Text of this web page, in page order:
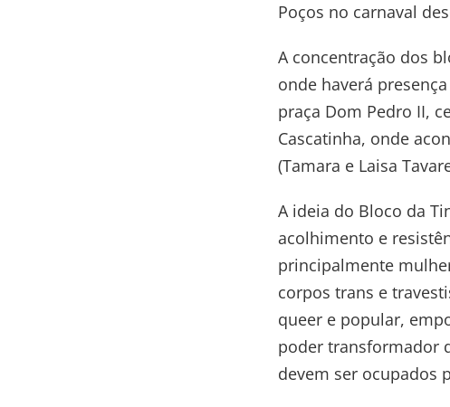
Poços no carnaval
A concentração dos
onde haverá
praça Dom Pedro II,
Cascatinha, onde
(Tamara e Laisa
A ideia do Bloco da
acolhimento e
principalmente
corpos trans e
queer e popular,
poder transformador
devem ser ocupados